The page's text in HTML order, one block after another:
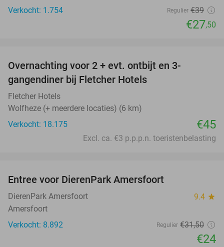
Verkocht: 1.754
Regulier €39
€27,50
Overnachting voor 2 + evt. ontbijt en 3-
gangendiner bij Fletcher Hotels
Fletcher Hotels
Wolfheze (+ meerdere locaties) (6 km)
Verkocht: 18.175
€45
Excl. ca. €3 p.p.p.n. toeristenbelasting
Entree voor DierenPark Amersfoort
DierenPark Amersfoort 9.4 star
Amersfoort
Verkocht: 8.892
Regulier €31,50
€24